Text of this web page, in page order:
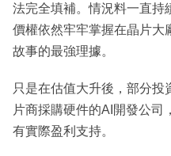
法完全填補。情況料一直持
價權依然牢牢掌握在晶片大
故事的最強理據。
只是在估值大升後，部分
片商採購硬件的AI開發公司
有實際盈利支持。